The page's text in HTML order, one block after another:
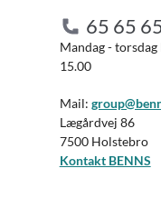
65 65
Mandag -
15.00
Mail:
Lægårdvej 86
7500 Holstebro
Kontakt BENNS